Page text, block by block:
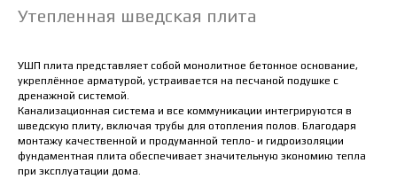
Утепленная шведская плита
УШП плита представляет собой монолитное бетонное основание,
укреплённое арматурой, устраивается на песчаной подушке с
дренажной системой.
Канализационная система и все коммуникации интегрируются в
шведскую плиту, включая трубы для отопления полов. Благодаря
монтажу качественной и продуманной тепло- и гидроизоляции
фундаментная плита обеспечивает значительную экономию тепла
при эксплуатации дома.